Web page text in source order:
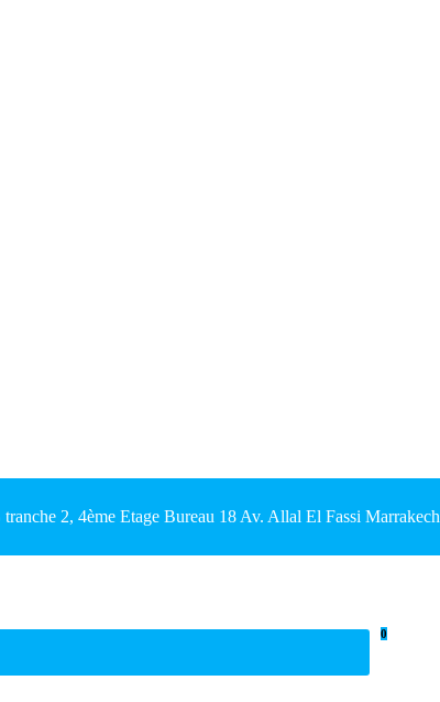
2, 4ème Etage Bureau 18 Av. Allal El Fassi Marrakech
0